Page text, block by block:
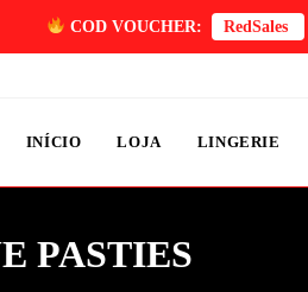
COD VOUCHER: RedSales
INÍCIO LOJA LINGERIE
PASTIES